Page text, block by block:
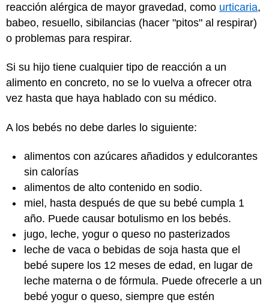
reacción alérgica de mayor gravedad, como urticaria,
babeo, resuello, sibilancias (hacer "pitos" al respirar)
o problemas para respirar.
Si su hijo tiene cualquier tipo de reacción a un
alimento en concreto, no se lo vuelva a ofrecer otra
vez hasta que haya hablado con su médico.
A los bebés no debe darles lo siguiente:
alimentos con azúcares añadidos y edulcorantes
sin calorías
alimentos de alto contenido en sodio.
miel, hasta después de que su bebé cumpla 1
año. Puede causar botulismo en los bebés.
jugo, leche, yogur o queso no pasterizados
leche de vaca o bebidas de soja hasta que el
bebé supere los 12 meses de edad, en lugar de
leche materna o de fórmula. Puede ofrecerle a un
bebé yogur o queso, siempre que estén